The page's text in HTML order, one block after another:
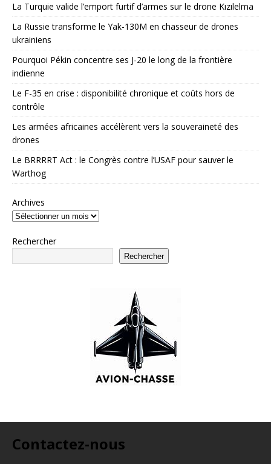
La Turquie valide l’emport furtif d’armes sur le drone Kızılelma
La Russie transforme le Yak-130M en chasseur de drones
ukrainiens
Pourquoi Pékin concentre ses J-20 le long de la frontière
indienne
Le F-35 en crise : disponibilité chronique et coûts hors de
contrôle
Les armées africaines accélèrent vers la souveraineté des
drones
Le BRRRRT Act : le Congrès contre l’USAF pour sauver le
Warthog
Archives
Rechercher
Rechercher
Contactez-nous